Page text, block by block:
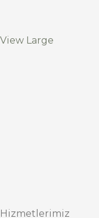
View Large
Hizmetlerimiz